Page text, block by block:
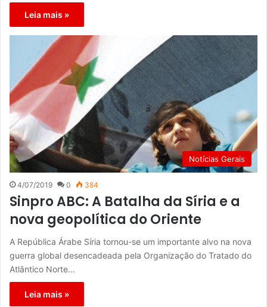
Leia mais »
Notícias Gerais
4/07/2019 0 384
Sinpro ABC: A Batalha da Síria e a
nova geopolítica do Oriente
A República Árabe Síria tornou-se um importante alvo na nova
guerra global desencadeada pela Organização do Tratado do
Atlântico Norte…
Leia mais »